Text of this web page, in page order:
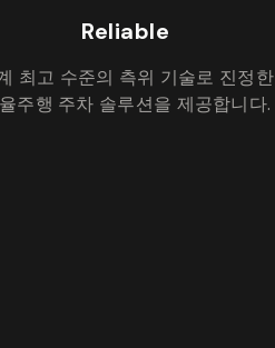
Reliable
최고 수준의 측위 기술로 진정한
주행 주차 솔루션을 제공합니다.